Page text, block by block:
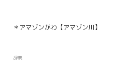
＊アマゾンがわ【アマゾン川】
辞典